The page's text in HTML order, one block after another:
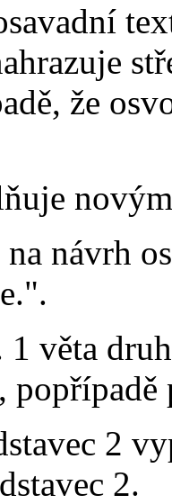
že
na návrh
věta
2
2.